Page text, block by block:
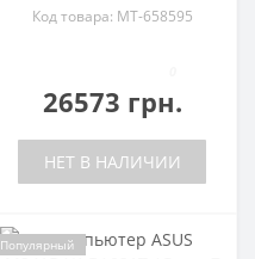
Код товара: MT-658595
26573 грн.
НЕТ В НАЛИЧИИ
Популярный